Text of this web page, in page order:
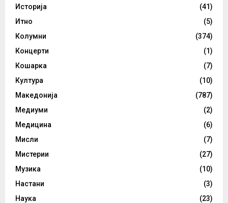
Историја
(41)
Итно
(5)
Колумни
(374)
Концерти
(1)
Кошарка
(7)
Култура
(10)
Македонија
(787)
Медиуми
(2)
Медицина
(6)
Мисли
(7)
Мистерии
(27)
Музика
(10)
Настани
(3)
Наука
(23)